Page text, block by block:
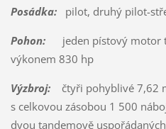
Posádka:pilot, druhý pilot-
Pohon:jeden pístový motor
výkonem 830 hp
Výzbroj:čtyři pohyblivé 7,62
s celkovou zásobou 1 500
dvou tandemově